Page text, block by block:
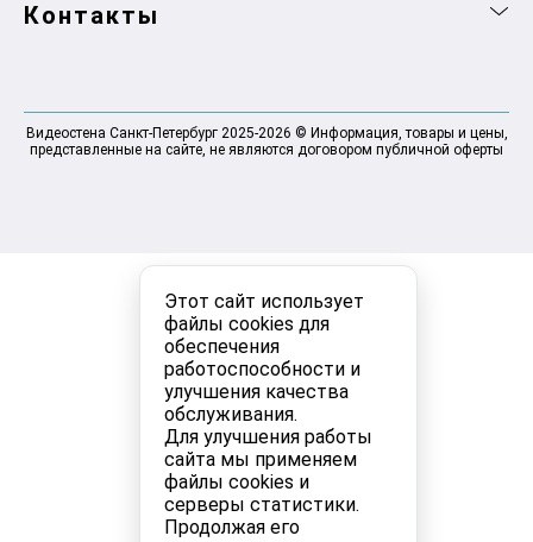
Этот сайт использует
файлы cookies для
обеспечения
работоспособности и
улучшения качества
обслуживания.
Для улучшения работы
сайта мы применяем
файлы cookies и
серверы статистики.
Продолжая его
Контакты
Видеостена Санкт-Петербург 2025-2026 © Информация, товары и цены,
представленные на сайте, не являются договором публичной оферты